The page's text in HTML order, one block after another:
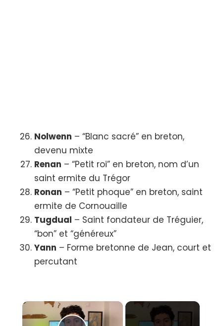
Nolwenn – “Blanc sacré” en breton,
devenu mixte
Renan – “Petit roi” en breton, nom d’un
saint ermite du Trégor
Ronan – “Petit phoque” en breton, saint
ermite de Cornouaille
Tugdual – Saint fondateur de Tréguier,
“bon” et “généreux”
Yann – Forme bretonne de Jean, court et
percutant
×